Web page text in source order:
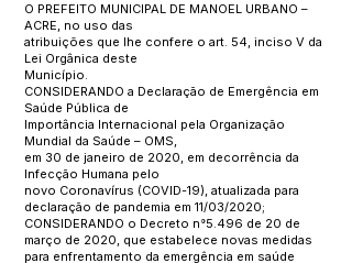
O PREFEITO MUNICIPAL DE MANOEL URBANO –
ACRE, no uso das
atribuições que lhe confere o art. 54, inciso V da
Lei Orgânica deste
Município.
CONSIDERANDO a Declaração de Emergência em
Saúde Pública de
Importância Internacional pela Organização
Mundial da Saúde – OMS,
em 30 de janeiro de 2020, em decorrência da
Infecção Humana pelo
novo Coronavírus (COVID-19), atualizada para
declaração de pandemia em 11/03/2020;
CONSIDERANDO o Decreto n°5.496 de 20 de
março de 2020, que estabelece novas medidas
para enfrentamento da emergência em saúde